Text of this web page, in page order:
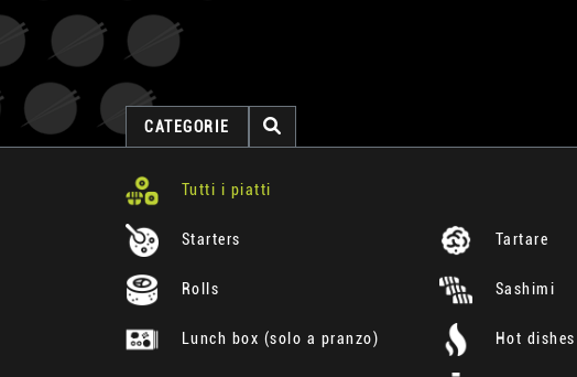
CATEGORIE
Tutti i piatti
Starters Tartare
Rolls Sashimi
Lunch box (solo a pranzo) Hot dishes